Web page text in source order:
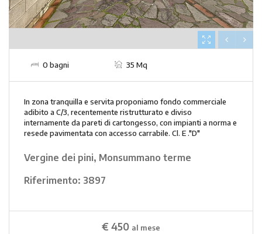
0 bagni 35 Mq
In zona tranquilla e servita proponiamo fondo commerciale
adibito a C/3, recentemente ristrutturato e diviso
internamente da pareti di cartongesso, con impianti a norma e
resede pavimentata con accesso carrabile. Cl. E ."D"
Vergine dei pini, Monsummano terme
Riferimento: 3897
€ 450 al mese